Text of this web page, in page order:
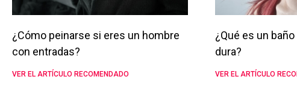
¿Cómo peinarse si eres un hombre
con entradas?
VER EL ARTÍCULO RECOMENDADO
¿Qué es un
dura?
VER EL ARTÍCULO